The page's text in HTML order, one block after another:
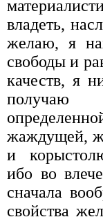
владеть,
желаю, я
свободы и
качеств, я
получаю
жаждущей,
и
ибо во
сначала
свойства